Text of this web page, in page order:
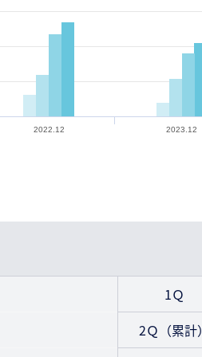
2022.12 2023.12
1Ｑ
2Ｑ（累計）